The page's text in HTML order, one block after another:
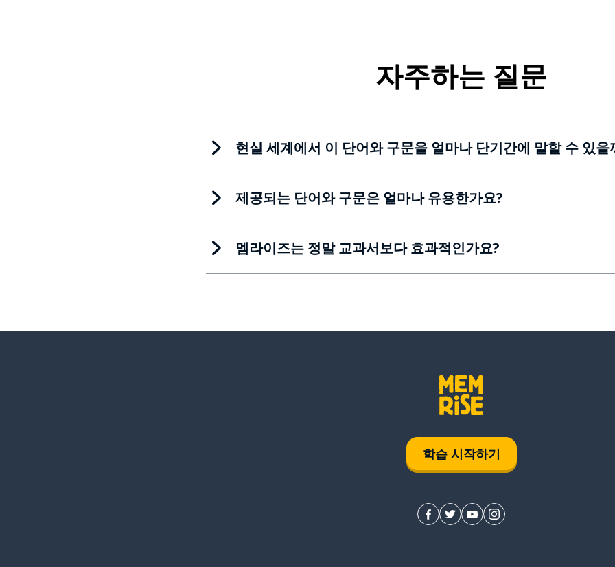
자주하는 질문
현실 세계에서 이 단어와 구문을 얼마나 단기간에 말할 수 있을
제공되는 단어와 구문은 얼마나 유용한가요?
멤라이즈는 정말 교과서보다 효과적인가요?
학습 시작하기